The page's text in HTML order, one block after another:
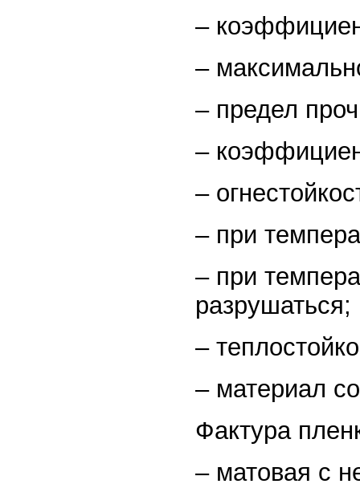
–
–
– предел
–
–
– при
– при
разрушаться;
–
– материал
Фактура
– матовая с